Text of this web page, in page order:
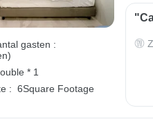
gasten :
* 1
: 6Square Footage